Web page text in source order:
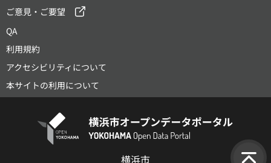
ご意見・ご要望
QA
利用規約
アクセシビリティについて
本サイトの利用について
横浜市